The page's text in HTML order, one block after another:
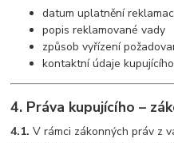
datum uplatnění
popis reklamované vady
způsob vyřízení
kontaktní údaje
4. Práva kupujícího –
4.1. V rámci zákonných práv z